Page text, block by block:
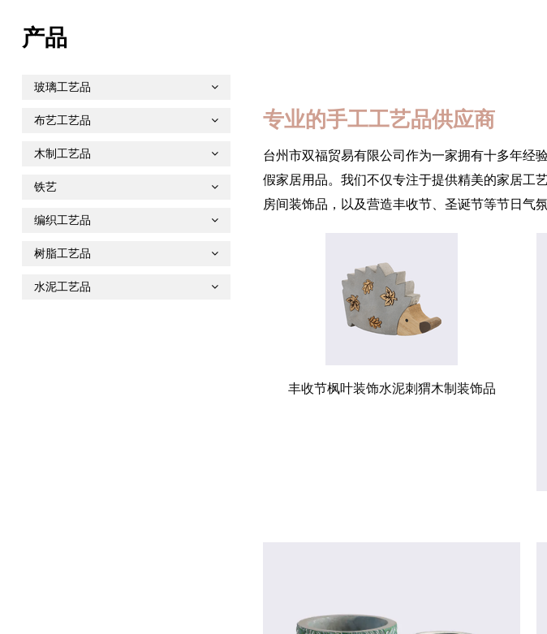
产品
玻璃工艺品
布艺工艺品
木制工艺品
铁艺
编织工艺品
树脂工艺品
水泥工艺品
专业的手工工艺品供应商
台州市双福贸易有限公司作为一家拥有十多年经
假家居用品。我们不仅专注于提供精美的家居工
房间装饰品，以及营造丰收节、圣诞节等节日气
丰收节枫叶装饰水泥刺猬木制装饰品